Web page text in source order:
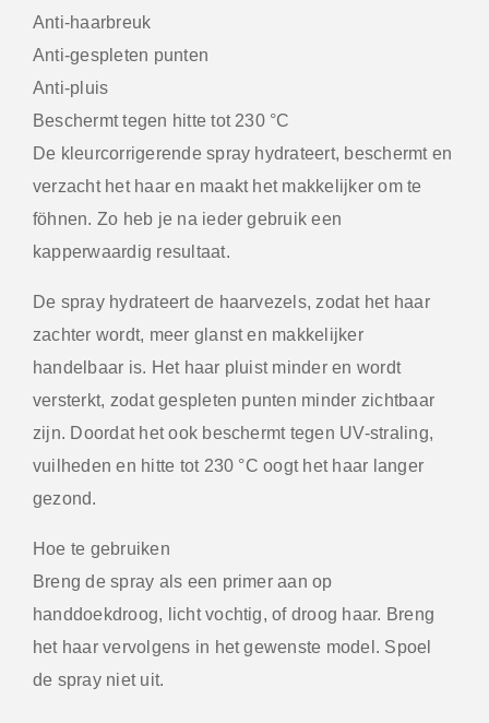
Anti-haarbreuk
Anti-gespleten punten
Anti-pluis
Beschermt tegen hitte tot 230 °C
De kleurcorrigerende spray hydrateert, beschermt en
verzacht het haar en maakt het makkelijker om te
föhnen. Zo heb je na ieder gebruik een
kapperwaardig resultaat.
De spray hydrateert de haarvezels, zodat het haar
zachter wordt, meer glanst en makkelijker
handelbaar is. Het haar pluist minder en wordt
versterkt, zodat gespleten punten minder zichtbaar
zijn. Doordat het ook beschermt tegen UV-straling,
vuilheden en hitte tot 230 °C oogt het haar langer
gezond.
Hoe te gebruiken
Breng de spray als een primer aan op
handdoekdroog, licht vochtig, of droog haar. Breng
het haar vervolgens in het gewenste model. Spoel
de spray niet uit.